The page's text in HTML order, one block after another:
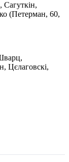
(Петерман, 60,
Цєлаговскі,